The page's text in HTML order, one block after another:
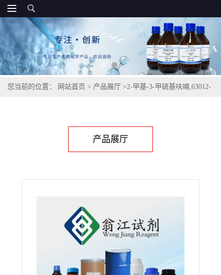
您当前的位置： 网站首页 > 产品展厅 >2-甲基-3-甲硫基呋喃,63012-
产品展厅